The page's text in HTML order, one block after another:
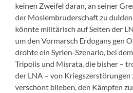
keinen Zweifel daran, an seiner
der Moslembruderschaft zu
könnte militärisch auf Seiten der
um den Vormarsch Erdogans gen
drohte ein Syrien-Szenario, bei
Tripolis und Misrata, die bisher –
der LNA – von Kriegszerstörungen
verschont blieben, den Kämpfen